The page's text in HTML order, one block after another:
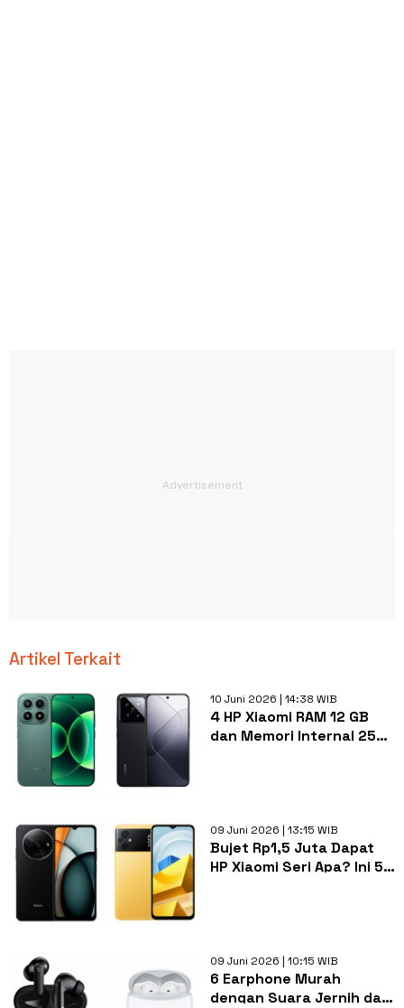
Artikel Terkait
10 Juni 2026 | 14:38 WIB
4 HP Xiaomi RAM 12 GB
dan Memori Internal 256
09 Juni 2026 | 13:15 WIB
Bujet Rp1,5 Juta Dapat
HP Xiaomi Seri Apa? Ini 5
09 Juni 2026 | 10:15 WIB
6 Earphone Murah
dengan Suara Jernih dan